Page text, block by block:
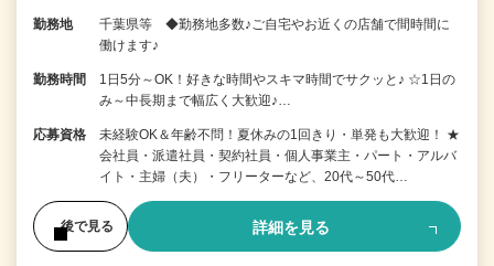
勤務地
千葉県等 ◆勤務地多数♪ご自宅やお近くの店舗で間時間に
働けます♪
勤務時間
1日5分～OK！好きな時間やスキマ時間でサクッと♪ ☆1日の
み～中長期まで幅広く大歓迎♪…
応募資格
未経験OK＆年齢不問！夏休みの1回きり・単発も大歓迎！ ★
会社員・派遣社員・契約社員・個人事業主・パート・アルバ
イト・主婦（夫）・フリーターなど、20代～50代…
後で見る 詳細を見る